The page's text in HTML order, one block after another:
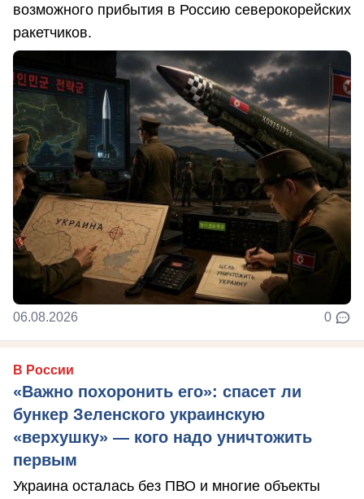
возможного прибытия в Россию северокорейских
ракетчиков.
06.08.2026 0
В России
«Важно похоронить его»: спасет ли
бункер Зеленского украинскую
«верхушку» — кого надо уничтожить
первым
Украина осталась без ПВО и многие объекты